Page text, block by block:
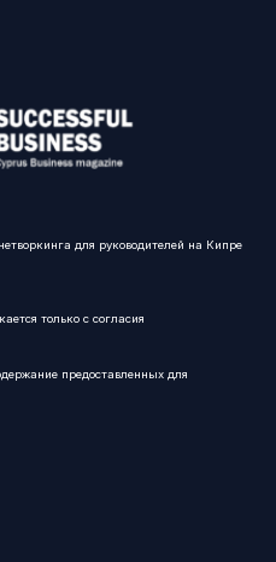
для руководителей на Кипре
только с согласия
предоставленных для